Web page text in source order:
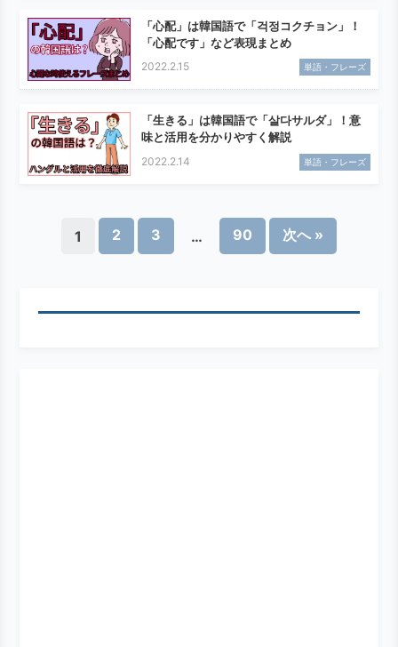
「心配」は韓国語で「걱정コクチョン」！
「心配です」など表現まとめ
2022.2.15 単語・フレーズ
「生きる」は韓国語で「살다サルダ」！意
味と活用を分かりやすく解説
2022.2.14 単語・フレーズ
1 2 3 … 90 次へ »